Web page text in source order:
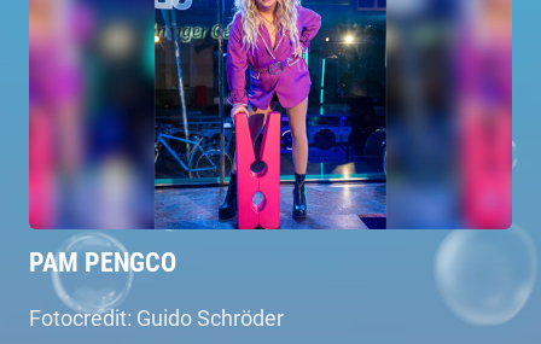
PAM PENGCO
Fotocredit: Guido Schröder